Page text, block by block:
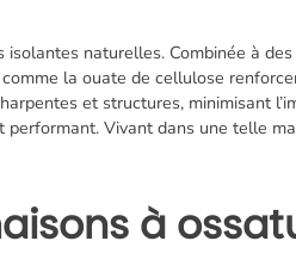
naturelles. Combinée à
la ouate de cellulose
et structures, minimisant
Vivant dans une telle
à